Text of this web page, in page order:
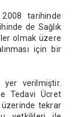
tarihinde
de Sağlık
olmak üzere
için bir
verilmiştir.
Tedavi Ücret
tekrar